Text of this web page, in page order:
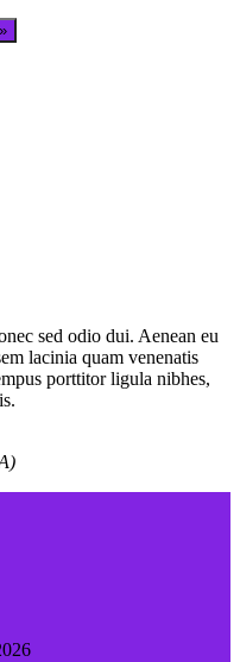
sed odio dui. Aenean eu
lacinia quam venenatis
porttitor ligula nibhes,